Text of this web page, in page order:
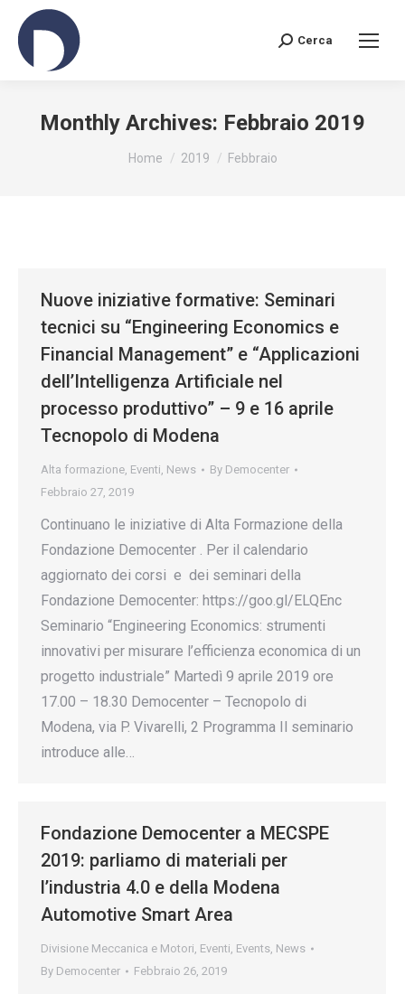
Search:
Cerca
Monthly Archives: Febbraio 2019
You are here:
Home 2019 Febbraio
Nuove iniziative formative: Seminari
tecnici su “Engineering Economics e
Financial Management” e “Applicazioni
dell’Intelligenza Artificiale nel
processo produttivo” – 9 e 16 aprile
Tecnopolo di Modena
Alta formazione, Eventi, News By Democenter
Febbraio 27, 2019
Continuano le iniziative di Alta Formazione della
Fondazione Democenter . Per il calendario
aggiornato dei corsi e dei seminari della
Fondazione Democenter: https://goo.gl/ELQEnc
Seminario “Engineering Economics: strumenti
innovativi per misurare l’efficienza economica di un
progetto industriale” Martedì 9 aprile 2019 ore
17.00 – 18.30 Democenter – Tecnopolo di
Modena, via P. Vivarelli, 2 Programma Il seminario
introduce alle…
Fondazione Democenter a MECSPE
2019: parliamo di materiali per
l’industria 4.0 e della Modena
Automotive Smart Area
Divisione Meccanica e Motori, Eventi, Events, News
By Democenter Febbraio 26, 2019